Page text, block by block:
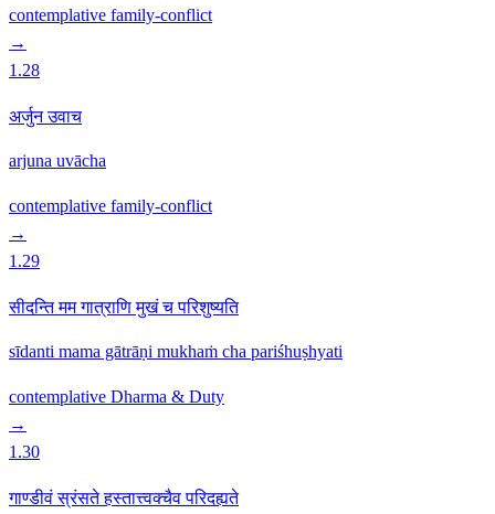
contemplative family-conflict
→
1.28
अर्जुन उवाच
arjuna uvācha
contemplative family-conflict
→
1.29
सीदन्ति मम गात्राणि मुखं च परिशुष्यति
sīdanti mama gātrāṇi mukhaṁ cha pariśhuṣhyati
contemplative Dharma & Duty
→
1.30
गाण्डीवं स्रंसते हस्तात्त्वक्चैव परिदह्यते